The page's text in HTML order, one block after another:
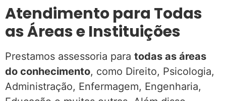
Atendimento para Todas
as Áreas e Instituições
Prestamos assessoria para todas as áreas
do conhecimento, como Direito, Psicologia,
Administração, Enfermagem, Engenharia,